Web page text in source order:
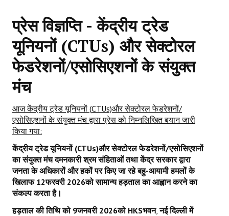
Organisation
Committees
Secretariat
Working Committee
General Council
State Committees
STRUGGLE
Independent
प्रेस विज्ञप्ति - केंद्रीय ट्रेड
यूनियनों (CTUs) और सेक्टोरल
फेडरेशनों/एसोसिएशनों के संयुक्त
मंच
आज केंद्रीय ट्रेड यूनियनों (CTUs)और सेक्टोरल फेडरेशनों/
एसोसिएशनों के संयुक्त मंच द्वारा प्रेस को निम्नलिखित बयान जारी
किया गया:
केंद्रीय ट्रेड यूनियनों (CTUs)और सेक्टोरल फेडरेशनों/एसोसिएशनों
का संयुक्त मंच दमनकारी श्रम संहिताओं तथा केंद्र सरकार द्वारा
जनता के अधिकारों और हकों पर किए जा रहे बहु-आयामी हमलों के
खिलाफ 12फरवरी 2026को सामान्य हड़ताल का आह्वान करने का
संकल्प करता है।
हड़ताल की तिथि को 9जनवरी 2026को HKSभवन,नई दिल्ली में